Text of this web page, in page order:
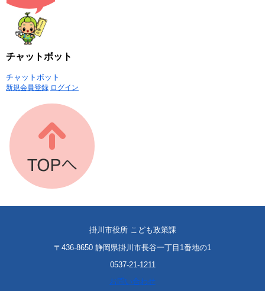
チャットボット
チャットボット
新規会員登録 ログイン
掛川市役所 こども政策課
〒436-8650 静岡県掛川市長谷一丁目1番地の1
0537-21-1211
お問い合わせ